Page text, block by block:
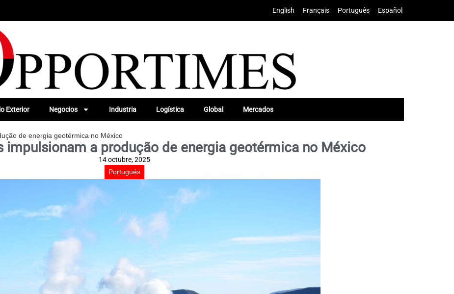
English Français Português Español
Exterior Negocios Industria Logística Global Mercados
de energia geotérmica no México
impulsionam a produção de energia geotérmica no México
14 octubre, 2025
Portugués